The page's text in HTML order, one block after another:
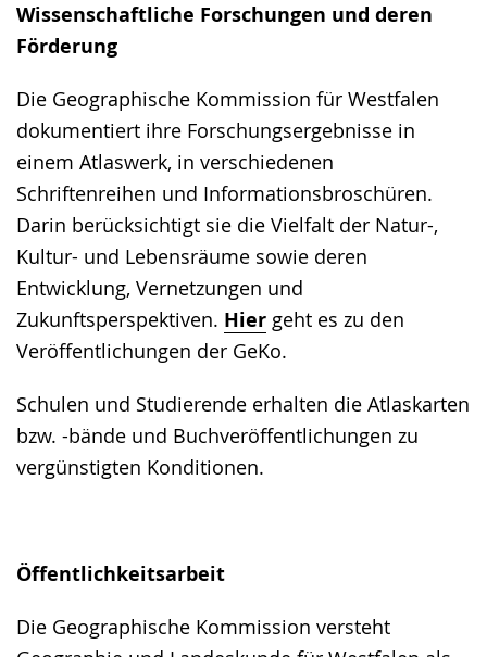
Wissenschaftliche Forschungen und deren
Förderung
Die Geographische Kommission für Westfalen
dokumentiert ihre Forschungsergebnisse in
einem Atlaswerk, in verschiedenen
Schriftenreihen und Informationsbroschüren.
Darin berücksichtigt sie die Vielfalt der Natur-,
Kultur- und Lebensräume sowie deren
Entwicklung, Vernetzungen und
Zukunftsperspektiven. Hier geht es zu den
Veröffentlichungen der GeKo.
Schulen und Studierende erhalten die Atlaskarten
bzw. -bände und Buchveröffentlichungen zu
vergünstigten Konditionen.
Öffentlichkeitsarbeit
Die Geographische Kommission versteht